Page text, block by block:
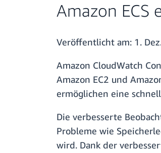
Amazon ECS
Veröffentlicht am: 1.
Amazon CloudWatch
Amazon EC2 und
ermöglichen eine
Die verbesserte
Probleme wie
wird. Dank der